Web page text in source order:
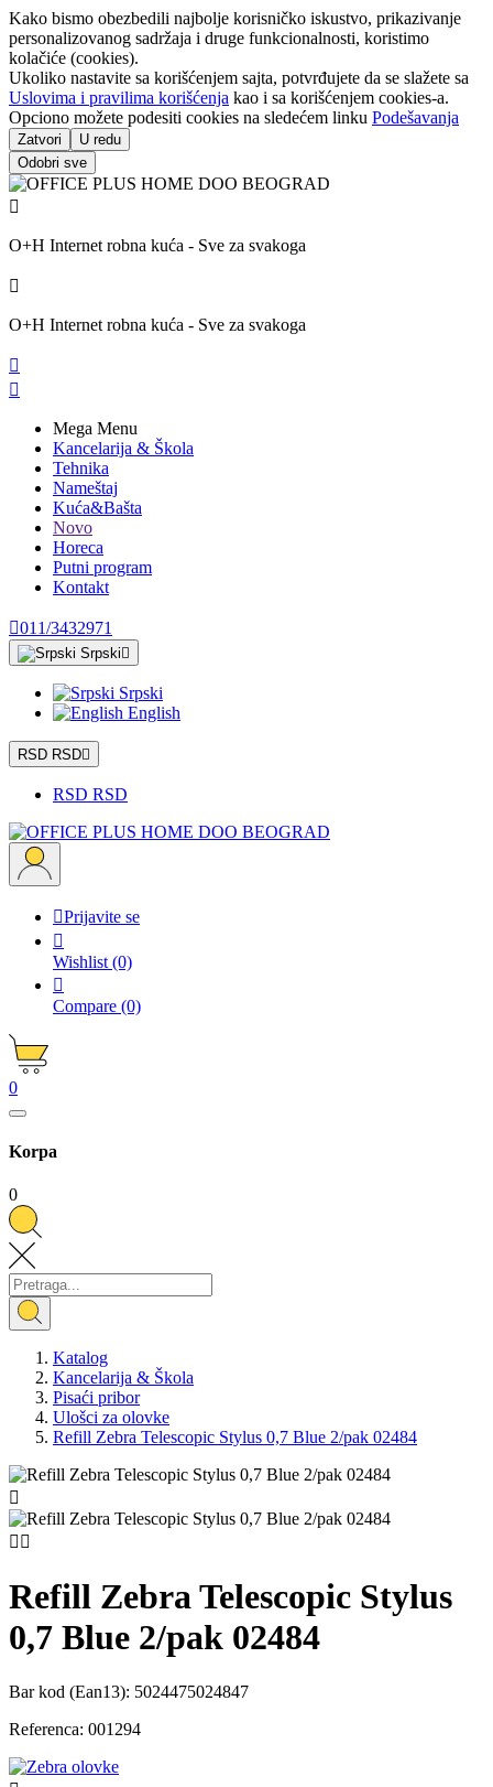
Kako bismo obezbedili najbolje korisničko iskustvo, prikazivanje
personalizovanog sadržaja i druge funkcionalnosti, koristimo
kolačiće (cookies).
Ukoliko nastavite sa korišćenjem sajta, potvrđujete da se slažete sa
Uslovima i pravilima korišćenja kao i sa korišćenjem cookies-a.
Opciono možete podesiti cookies na sledećem linku Podešavanja
Zatvori
U redu
Odobri sve

O+H Internet robna kuća - Sve za svakoga

O+H Internet robna kuća - Sve za svakoga


Mega Menu
Kancelarija & Škola
Tehnika
Nameštaj
Kuća&Bašta
Novo
Horeca
Putni program
Kontakt
011/3432971
Srpski 
Srpski
English
RSD RSD
RSD RSD
Prijavite se

Wishlist (0)

Compare (0)
0
Korpa
0
Katalog
Kancelarija & Škola
Pisaći pribor
Ulošci za olovke
Refill Zebra Telescopic Stylus 0,7 Blue 2/pak 02484

 
Refill Zebra Telescopic Stylus
0,7 Blue 2/pak 02484
Bar kod (Ean13): 5024475024847
Referenca: 001294